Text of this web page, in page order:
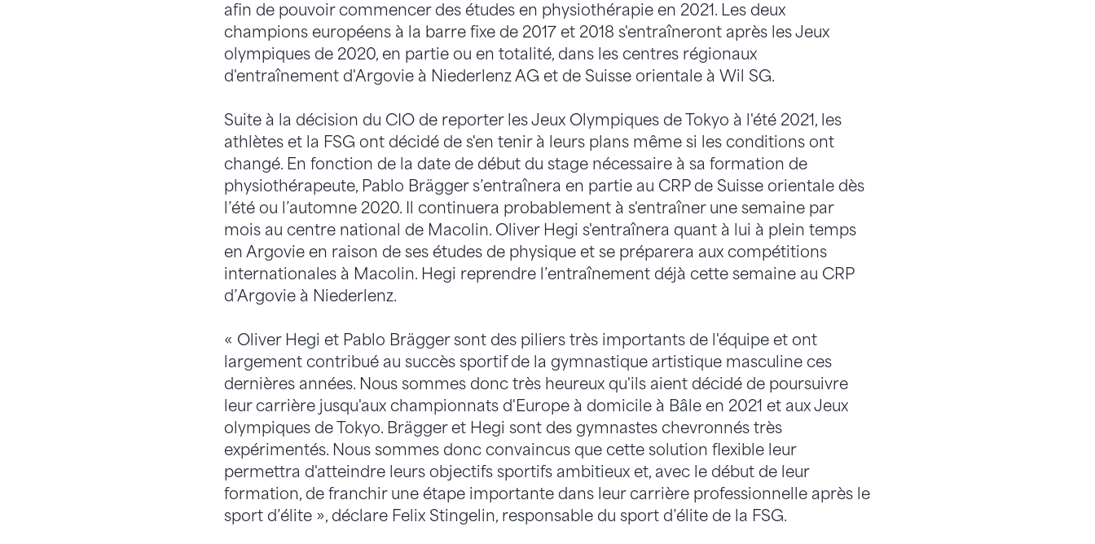
afin de pouvoir commencer des études en physiothérapie en 2021. Les deux
champions européens à la barre fixe de 2017 et 2018 s'entraîneront après les Jeux
olympiques de 2020, en partie ou en totalité, dans les centres régionaux
d'entraînement d'Argovie à Niederlenz AG et de Suisse orientale à Wil SG.
Suite à la décision du CIO de reporter les Jeux Olympiques de Tokyo à l'été 2021, les
athlètes et la FSG ont décidé de s'en tenir à leurs plans même si les conditions ont
changé. En fonction de la date de début du stage nécessaire à sa formation de
physiothérapeute, Pablo Brägger s’entraînera en partie au CRP de Suisse orientale dès
l’été ou l’automne 2020. Il continuera probablement à s'entraîner une semaine par
mois au centre national de Macolin. Oliver Hegi s'entraînera quant à lui à plein temps
en Argovie en raison de ses études de physique et se préparera aux compétitions
internationales à Macolin. Hegi reprendre l’entraînement déjà cette semaine au CRP
d’Argovie à Niederlenz.
« Oliver Hegi et Pablo Brägger sont des piliers très importants de l'équipe et ont
largement contribué au succès sportif de la gymnastique artistique masculine ces
dernières années. Nous sommes donc très heureux qu'ils aient décidé de poursuivre
leur carrière jusqu'aux championnats d'Europe à domicile à Bâle en 2021 et aux Jeux
olympiques de Tokyo. Brägger et Hegi sont des gymnastes chevronnés très
expérimentés. Nous sommes donc convaincus que cette solution flexible leur
permettra d'atteindre leurs objectifs sportifs ambitieux et, avec le début de leur
formation, de franchir une étape importante dans leur carrière professionnelle après le
sport d’élite », déclare Felix Stingelin, responsable du sport d’élite de la FSG.